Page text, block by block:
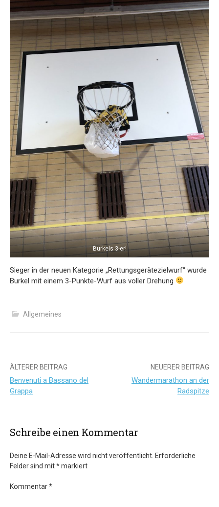
Burkels 3-er!
Sieger in der neuen Kategorie „Rettungsgerätezielwurf“ wurde
Burkel mit einem 3-Punkte-Wurf aus voller Drehung
Allgemeines
Beitrags-
Navigation
ÄLTERER BEITRAG
Benvenuti a Bassano del
Grappa
NEUERER BEITRAG
Wandermarathon an der
Radspitze
Schreibe einen Kommentar
Deine E-Mail-Adresse wird nicht veröffentlicht. Erforderliche
Felder sind mit*markiert
Kommentar*